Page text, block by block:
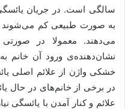
سالگی است. در جریان
به صورت طبیعی کم می‌شوند و
نشان‌دهنده‌ی ورود آن خانم
خشکی واژن از علائم اصلی
در برخی از خانم‌های در حال
علائم و کنار آمدن با